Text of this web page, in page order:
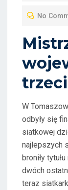
D
O
N
No
W
odbyły się
siatkowej
najlepszych
broniły
dwóch
teraz